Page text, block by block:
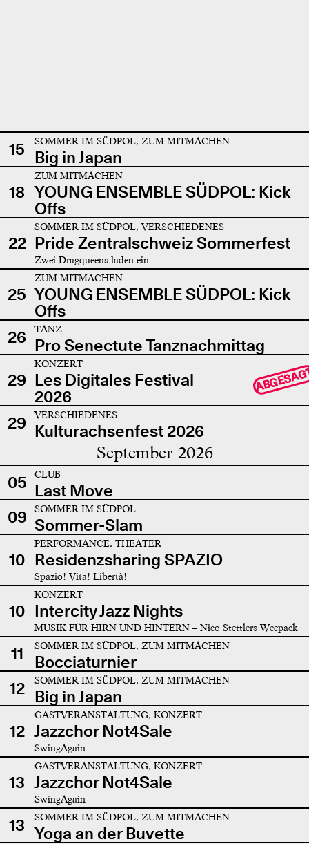
15 SOMMER IM SÜDPOL, ZUM MITMACHEN
Big in Japan
18
ZUM MITMACHEN
YOUNG ENSEMBLE SÜDPOL: Kick
Offs
22
SOMMER IM SÜDPOL, VERSCHIEDENES
Pride Zentralschweiz Sommerfest
Zwei Dragqueens laden ein
25
ZUM MITMACHEN
YOUNG ENSEMBLE SÜDPOL: Kick
Offs
26
TANZ
Pro Senectute Tanznachmittag
29
KONZERT
Les Digitales Festival
2026
29 VERSCHIEDENES
Kulturachsenfest 2026
September 2026
05 CLUB
Last Move
09
SOMMER IM SÜDPOL
Sommer-Slam
10
PERFORMANCE, THEATER
Residenzsharing SPAZIO
Spazio! Vita! Libertà!
10
KONZERT
Intercity Jazz Nights
MUSIK FÜR HIRN UND HINTERN – Nico Stettlers Weepack
11 SOMMER IM SÜDPOL, ZUM MITMACHEN
Bocciaturnier
12
SOMMER IM SÜDPOL, ZUM MITMACHEN
Big in Japan
12
GASTVERANSTALTUNG, KONZERT
Jazzchor Not4Sale
SwingAgain
13
GASTVERANSTALTUNG, KONZERT
Jazzchor Not4Sale
SwingAgain
13 SOMMER IM SÜDPOL, ZUM MITMACHEN
Yoga an der Buvette